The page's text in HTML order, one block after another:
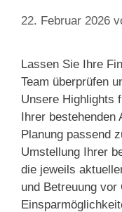
22. Februar 2026
Lassen Sie Ihre
Team überprüfen
Unsere Highlights
Ihrer bestehenden
Planung passend
Umstellung Ihrer
die jeweils
und Betreuung